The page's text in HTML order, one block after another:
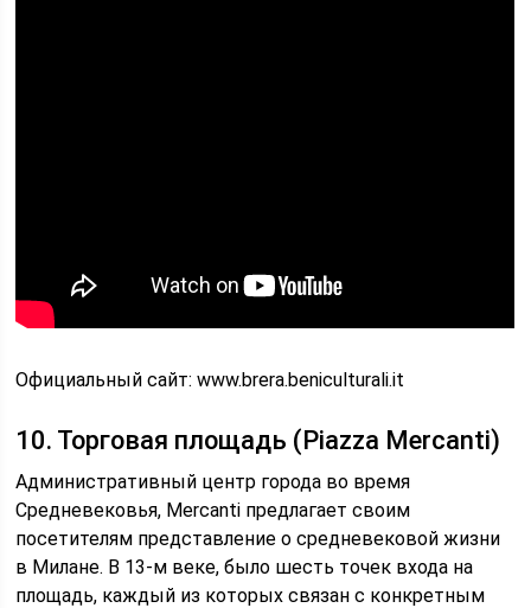
Официальный сайт: www.brera.beniculturali.it
10. Торговая площадь (Piazza Mercanti)
Административный центр города во время
Средневековья, Mercanti предлагает своим
посетителям представление о средневековой жизни
в Милане. В 13-м веке, было шесть точек входа на
площадь, каждый из которых связан с конкретным